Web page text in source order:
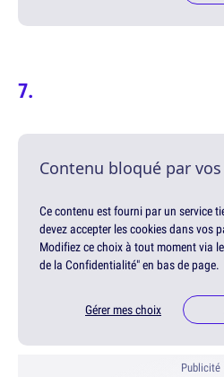
Contenu bloqué par
Ce contenu est fourni par un service
devez accepter les cookies dans vos
Modifiez ce choix à tout moment via
de la Confidentialité" en bas de page.
Gérer mes choix
Publicité